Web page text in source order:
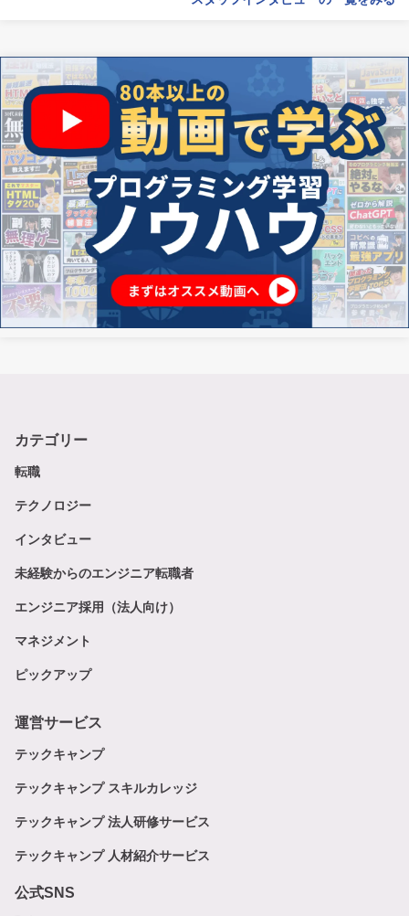
カテゴリー
転職
テクノロジー
インタビュー
未経験からのエンジニア転職者
エンジニア採用（法人向け）
マネジメント
ピックアップ
運営サービス
テックキャンプ
テックキャンプ スキルカレッジ
テックキャンプ 法人研修サービス
テックキャンプ 人材紹介サービス
公式SNS